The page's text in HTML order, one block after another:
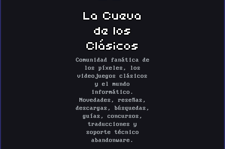
La Cueva
de los
Clásicos
Comunidad fanática de
los píxeles, los
videojuegos clásicos
y el mundo
informático.
Novedades, reseñas,
descargas, búsquedas,
guías, concursos,
traducciones y
soporte técnico
abandonware.